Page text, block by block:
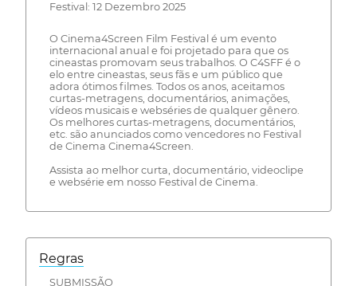
Festival: 12 Dezembro 2025
O Cinema4Screen Film Festival é um evento
internacional anual e foi projetado para que os
cineastas promovam seus trabalhos. O C4SFF é o
elo entre cineastas, seus fãs e um público que
adora ótimos filmes. Todos os anos, aceitamos
curtas-metragens, documentários, animações,
vídeos musicais e webséries de qualquer gênero.
Os melhores curtas-metragens, documentários,
etc. são anunciados como vencedores no Festival
de Cinema Cinema4Screen.
Assista ao melhor curta, documentário, videoclipe
e websérie em nosso Festival de Cinema.
Regras
SUBMISSÃO